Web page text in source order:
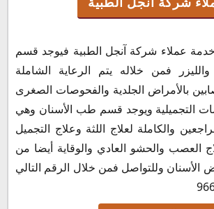
عملاء شركة آنجل الطبية فيوجد قسم
والليزر فمن خلاله يتم الرعاية الشاملة
بالأمراض الجلدية والفحوصات الصغرى
التجميلية ويوجد قسم طب الأسنان وهي
والكاملة لعلاج اللثة وعلاج التجميل
العصب والحشو العادي والوقاية أيضا من
الأسنان وللتواصل فمن خلال الرقم التالي